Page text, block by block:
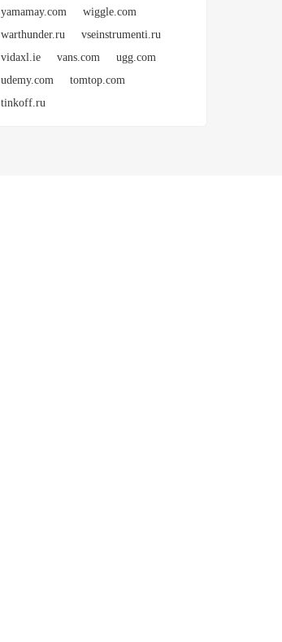
yamamay.com
wiggle.com
warthunder.ru
vseinstrumenti.ru
vidaxl.ie
vans.com
ugg.com
udemy.com
tomtop.com
tinkoff.ru